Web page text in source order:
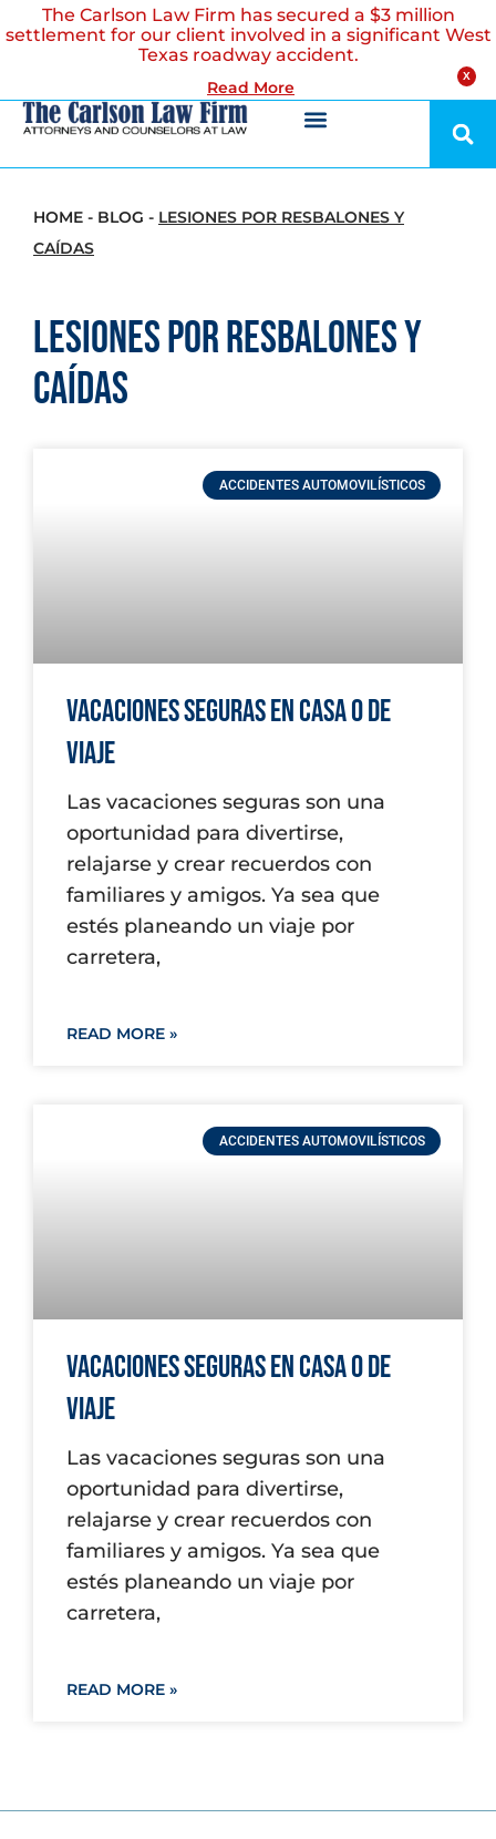
X
The Carlson Law Firm has secured a $3 million
settlement for our client involved in a significant West
Texas roadway accident.
Read More
HOME - BLOG - LESIONES POR RESBALONES Y
CAÍDAS
Lesiones por Resbalones y
Caídas
ACCIDENTES AUTOMOVILÍSTICOS
Vacaciones Seguras en Casa o de
Viaje
Las vacaciones seguras son una
oportunidad para divertirse,
relajarse y crear recuerdos con
familiares y amigos. Ya sea que
estés planeando un viaje por
carretera,
READ MORE »
ACCIDENTES AUTOMOVILÍSTICOS
Vacaciones Seguras en Casa o de
Viaje
Las vacaciones seguras son una
oportunidad para divertirse,
relajarse y crear recuerdos con
familiares y amigos. Ya sea que
estés planeando un viaje por
carretera,
READ MORE »